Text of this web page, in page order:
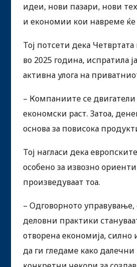
идеи, нови пазари, нови
и економии кои навреме ќе
Тој потсети дека
во 2025 година, испратила
активна улога на
– Компаниите се
економски раст. Затоа,
основа за повисока
Тој нагласи дека
особено за извозно
произведуваат тоа.
– Одговорното
деловни практики
отворена економија,
да ги гледаме како